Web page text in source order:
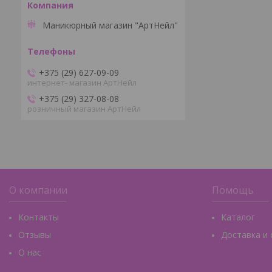
Маникюрный магазин "АртНейл"
+375 (29) 627-09-09
интернет- магазин АртНейл
+375 (29) 327-08-08
розничный магазин АртНейл
О компании
Контакты
Отзывы
О нас
Помощь
Каталог
Доставка и